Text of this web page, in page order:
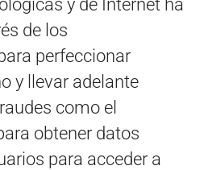
y de Internet ha
de los
perfeccionar
y llevar adelante
como el
obtener datos
para acceder a